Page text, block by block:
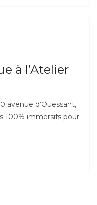
à l’Atelier
avenue d’Ouessant,
100% immersifs pour